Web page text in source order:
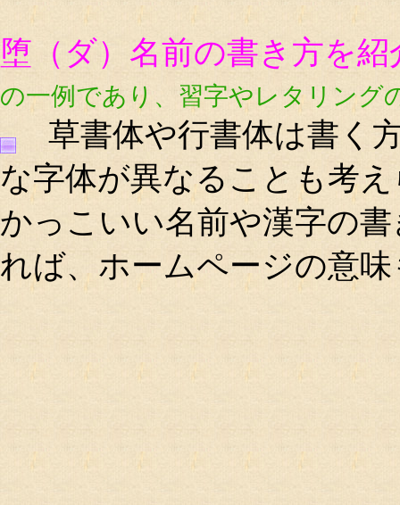
堕（ダ）名前の書き方を
の一例であり、習字やレタリング
草書体や行書体は書く
な字体が異なることも考
かっこいい名前や漢字の
れば、ホームページの意